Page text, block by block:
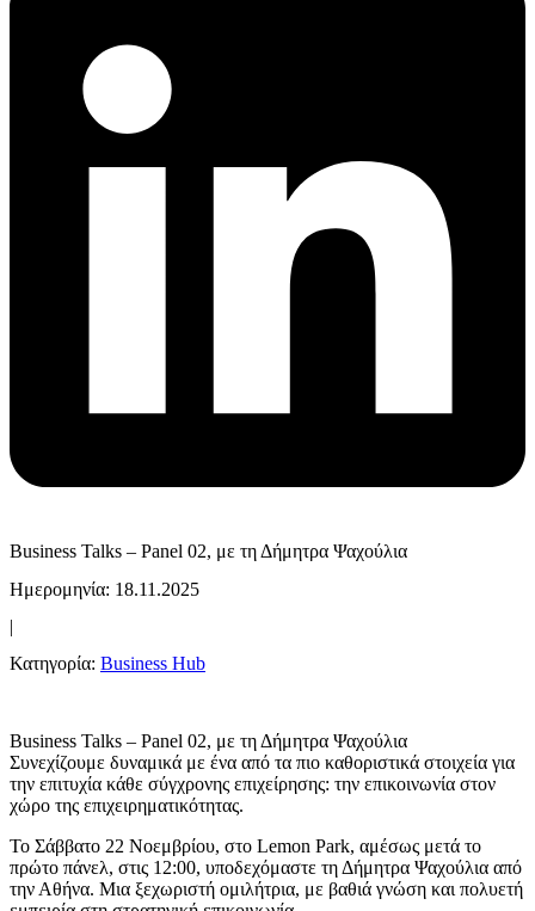
Business Talks – Panel 02, με τη Δήμητρα Ψαχούλια
Ημερομηνία: 18.11.2025
|
Κατηγορία: Business Hub
Business Talks – Panel 02, με τη Δήμητρα Ψαχούλια
Συνεχίζουμε δυναμικά με ένα από τα πιο καθοριστικά στοιχεία για
την επιτυχία κάθε σύγχρονης επιχείρησης: την επικοινωνία στον
χώρο της επιχειρηματικότητας.
Το Σάββατο 22 Νοεμβρίου, στο Lemon Park, αμέσως μετά το
πρώτο πάνελ, στις 12:00, υποδεχόμαστε τη Δήμητρα Ψαχούλια από
την Αθήνα. Μια ξεχωριστή ομιλήτρια, με βαθιά γνώση και πολυετή